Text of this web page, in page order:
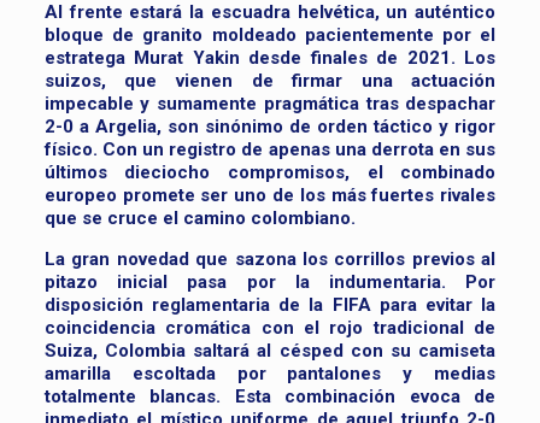
Al frente estará la escuadra helvética, un auténtico
bloque de granito moldeado pacientemente por el
estratega Murat Yakin desde finales de 2021. Los
suizos, que vienen de firmar una actuación
impecable y sumamente pragmática tras despachar
2-0 a Argelia, son sinónimo de orden táctico y rigor
físico. Con un registro de apenas una derrota en sus
últimos dieciocho compromisos, el combinado
europeo promete ser uno de los más fuertes rivales
que se cruce el camino colombiano.
La gran novedad que sazona los corrillos previos al
pitazo inicial pasa por la indumentaria. Por
disposición reglamentaria de la FIFA para evitar la
coincidencia cromática con el rojo tradicional de
Suiza, Colombia saltará al césped con su camiseta
amarilla escoltada por pantalones y medias
totalmente blancas. Esta combinación evoca de